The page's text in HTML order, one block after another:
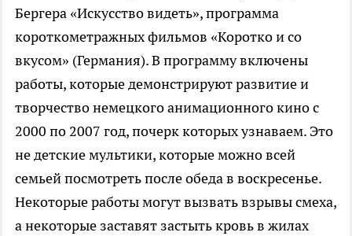
Бергера «Искусство видеть», программа
короткометражных фильмов «Коротко и со
вкусом» (Германия). В программу включены
работы, которые демонстрируют развитие и
творчество немецкого анимационного кино с
2000 по 2007 год, почерк которых узнаваем. Это
не детские мультики, которые можно всей
семьей посмотреть после обеда в воскресенье.
Некоторые работы могут вызвать взрывы смеха,
а некоторые заставят застыть кровь в жилах